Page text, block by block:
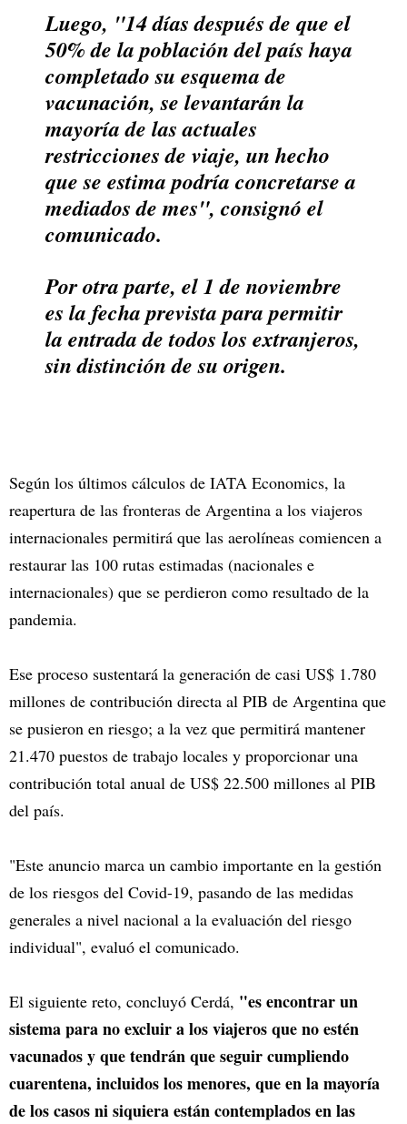
Luego, "14 días después de que el
50% de la población del país haya
completado su esquema de
vacunación, se levantarán la
mayoría de las actuales
restricciones de viaje, un hecho
que se estima podría concretarse a
mediados de mes", consignó el
comunicado.
Por otra parte, el 1 de noviembre
es la fecha prevista para permitir
la entrada de todos los extranjeros,
sin distinción de su origen.
Según los últimos cálculos de IATA Economics, la
reapertura de las fronteras de Argentina a los viajeros
internacionales permitirá que las aerolíneas comiencen a
restaurar las 100 rutas estimadas (nacionales e
internacionales) que se perdieron como resultado de la
pandemia.
Ese proceso sustentará la generación de casi US$ 1.780
millones de contribución directa al PIB de Argentina que
se pusieron en riesgo; a la vez que permitirá mantener
21.470 puestos de trabajo locales y proporcionar una
contribución total anual de US$ 22.500 millones al PIB
del país.
"Este anuncio marca un cambio importante en la gestión
de los riesgos del Covid-19, pasando de las medidas
generales a nivel nacional a la evaluación del riesgo
individual", evaluó el comunicado.
El siguiente reto, concluyó Cerdá, "es encontrar un
sistema para no excluir a los viajeros que no estén
vacunados y que tendrán que seguir cumpliendo
cuarentena, incluidos los menores, que en la mayoría
de los casos ni siquiera están contemplados en las